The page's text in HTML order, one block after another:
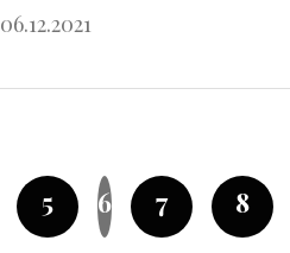
06.12.2021
5 6 7 8